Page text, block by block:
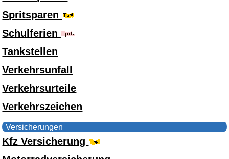
Spritsparen
Schulferien
Tankstellen
Verkehrsunfall
Verkehrsurteile
Verkehrszeichen
Versicherungen
Kfz Versicherung